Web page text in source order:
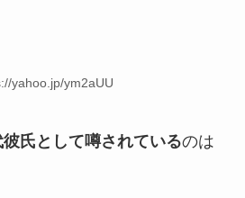
yahoo.jp/ym2aUU
氏として噂されているのは